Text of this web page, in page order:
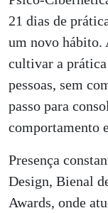
21 dias de
um novo hábito.
cultivar a
pessoas, sem
passo para
comportamento
Presença
Design, Bienal
Awards, onde